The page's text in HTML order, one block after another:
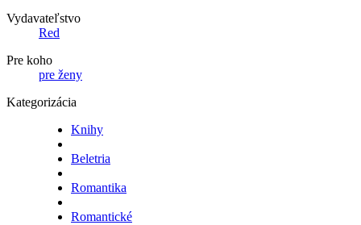
Vydavateľstvo
Red
Pre koho
pre ženy
Kategorizácia
Knihy
Beletria
Romantika
Romantické